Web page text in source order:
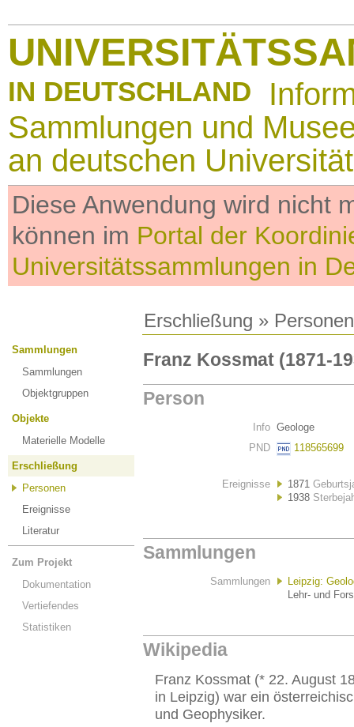
IN DEUTSCHLAND
Sammlungen und
an deutschen
Diese Anwendung wird nicht
können im Portal der
Universitätssammlungen in
Erschließung » Personen
Sammlungen
Sammlungen
Objektgruppen
Objekte
Materielle Modelle
Erschließung
Personen
Ereignisse
Literatur
Zum Projekt
Dokumentation
Vertiefendes
Statistiken
Franz Kossmat (1871-
Person
Info Geologe
PND
118565699
Ereignisse 1871
1938
Sammlungen
Sammlungen
Leipzig:
Lehr- und
Wikipedia
Franz Kossmat (* 22. August
in Leipzig) war ein
und Geophysiker.